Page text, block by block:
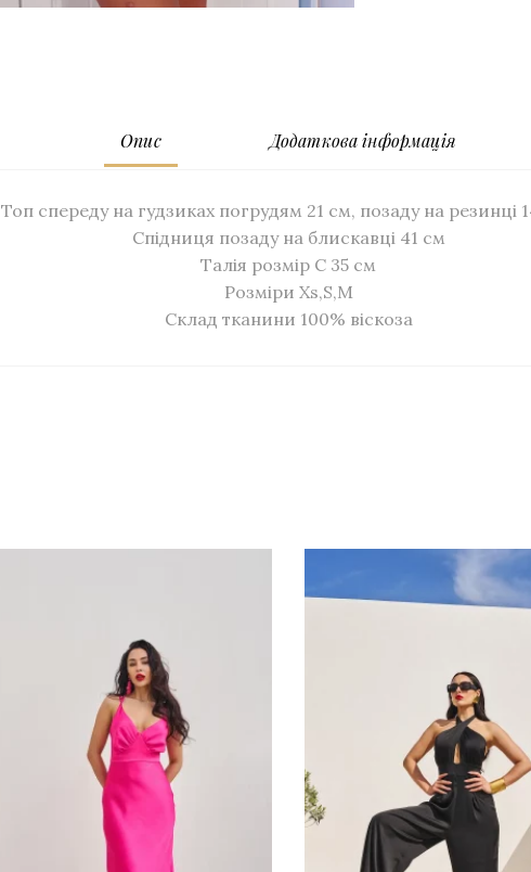
Опис Додаткова інформація
Топ спереду на гудзиках погрудям 21 см, позаду на резинці
Спідниця позаду на блискавці 41 см
Талія розмір С 35 см
Розміри Xs,S,M
Склад тканини 100% віскоза